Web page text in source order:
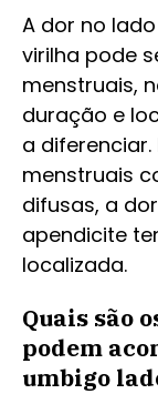
A dor no
virilha pode
menstruais,
duração e
a
menstruais
difusas, a
apendicite
localizada.
Quais são
podem
umbigo